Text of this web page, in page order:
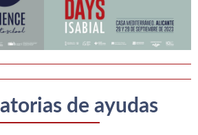
de ayudas